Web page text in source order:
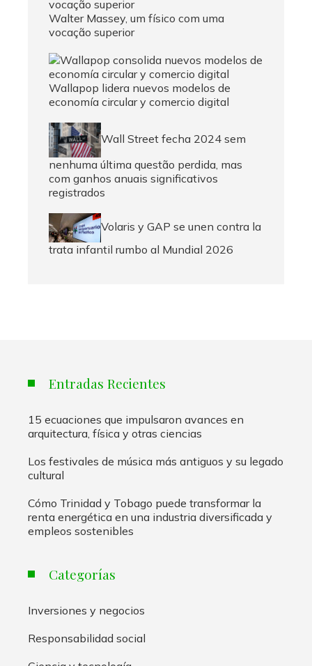
Walter Massey, um físico com uma
vocação superior
Wallapop lidera nuevos modelos de
economía circular y comercio digital
Wall Street fecha 2024 sem
nenhuma última questão perdida, mas
com ganhos anuais significativos
registrados
Volaris y GAP se unen contra la
trata infantil rumbo al Mundial 2026
Entradas Recientes
15 ecuaciones que impulsaron avances en
arquitectura, física y otras ciencias
Los festivales de música más antiguos y su legado
cultural
Cómo Trinidad y Tobago puede transformar la
renta energética en una industria diversificada y
empleos sostenibles
Categorías
Inversiones y negocios
Responsabilidad social